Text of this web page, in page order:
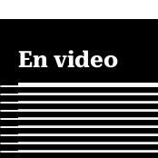
En video